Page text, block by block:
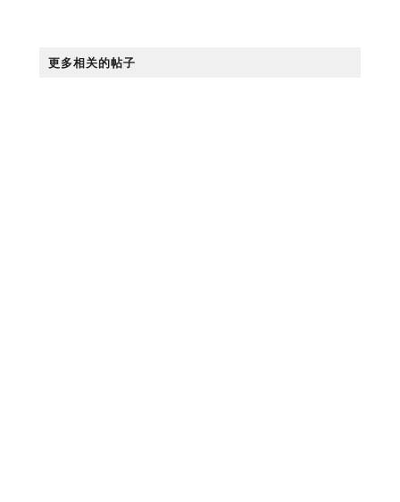
更多相关的帖子